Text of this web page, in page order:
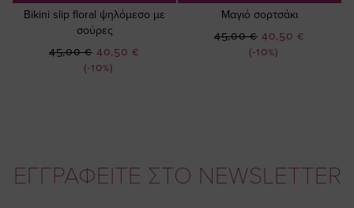
Bikini slip floral ψηλόμεσο με
σούρες
(-10%)
Ειδική
Τιμή
40,50 €
45,00 €
Μαγιό σορτσάκι
(-10%)
Ειδική
Τιμή
40,50 €
45,00 €
ΕΓΓΡΑΦΕΙΤΕ ΣΤΟ NEWSLETTER